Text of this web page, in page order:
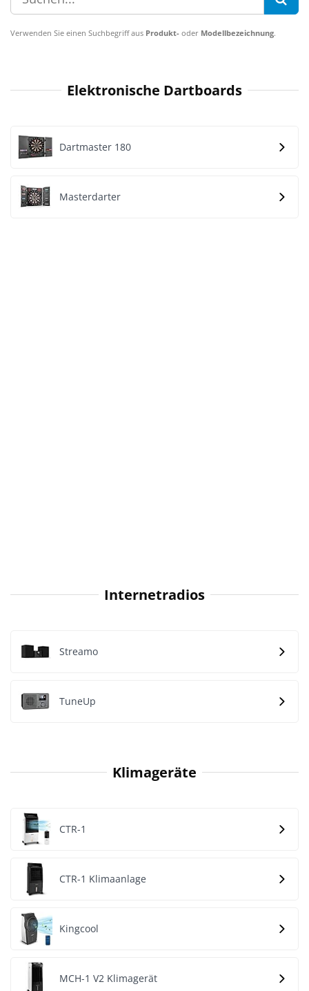
Verwenden Sie einen Suchbegriff aus Produkt- oder Modellbezeichnung.
Elektronische Dartboards
Dartmaster 180
Masterdarter
Internetradios
Streamo
TuneUp
Klimageräte
CTR-1
CTR-1 Klimaanlage
Kingcool
MCH-1 V2 Klimagerät